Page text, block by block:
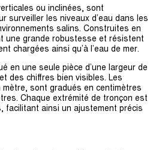
ou inclinées, sont
surveiller les niveaux d’eau dans les
salins. Construites en
une grande robustesse et résistent
chargées ainsi qu’à l’eau de mer.
en une seule pièce d’une largeur de
des chiffres bien visibles. Les
mètre, sont gradués en centimètres
Chaque extrémité de tronçon est
facilitant ainsi un ajustement précis